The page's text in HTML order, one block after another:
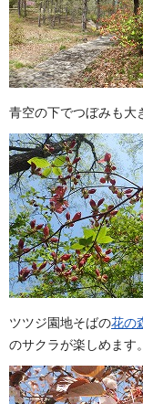
青空の下でつぼみも大
ツツジ園地そばの花の
のサクラが楽しめます。